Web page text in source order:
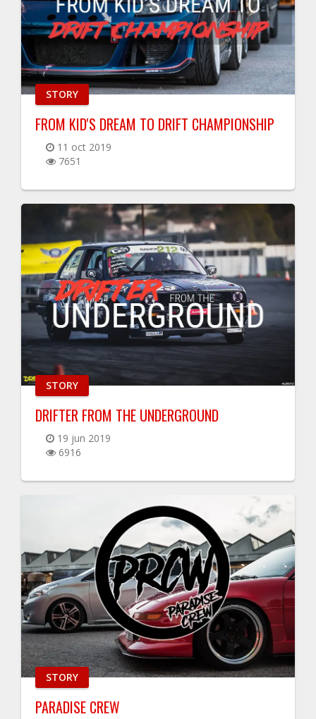
STORY
FROM KID'S DREAM TO DRIFT CHAMPIONSHIP
11 oct 2019
7651
STORY
DRIFTER FROM THE UNDERGROUND
19 jun 2019
6916
STORY
PARADISE CREW